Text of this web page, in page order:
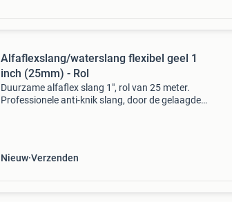
Alfaflexslang/waterslang flexibel geel 1
inch (25mm) - Rol
Duurzame alfaflex slang 1", rol van 25 meter.
Professionele anti-knik slang, door de gelaagde
Nieuw Verzenden